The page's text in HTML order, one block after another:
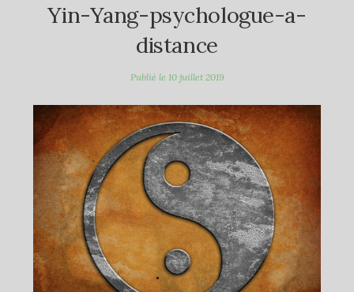
Yin-Yang-psychologue-a-
distance
Publié le 10 juillet 2019